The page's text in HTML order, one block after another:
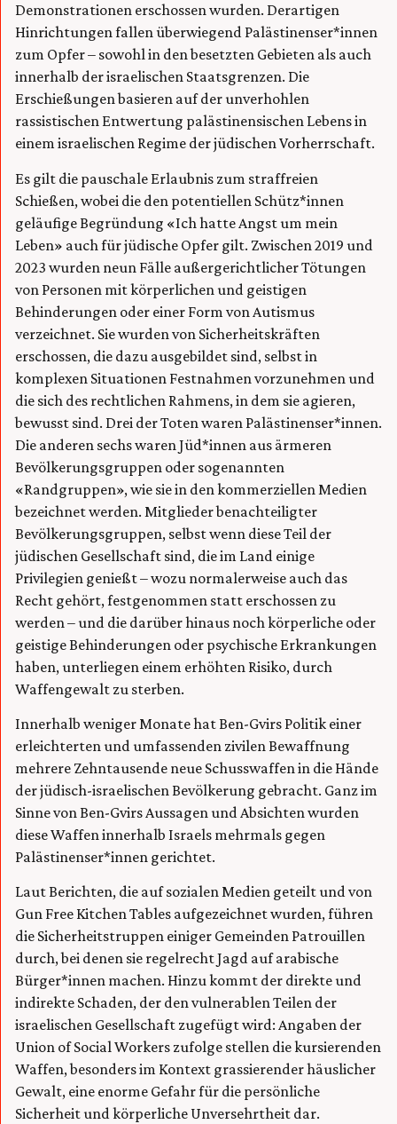
Demonstrationen erschossen wurden. Derartigen
Hinrichtungen fallen überwiegend Palästinenser*innen
zum Opfer – sowohl in den besetzten Gebieten als auch
innerhalb der israelischen Staatsgrenzen. Die
Erschießungen basieren auf der unverhohlen
rassistischen Entwertung palästinensischen Lebens in
einem israelischen Regime der jüdischen Vorherrschaft.
Es gilt die pauschale Erlaubnis zum straffreien
Schießen, wobei die den potentiellen Schütz*innen
geläufige Begründung «Ich hatte Angst um mein
Leben» auch für jüdische Opfer gilt. Zwischen 2019 und
2023 wurden neun Fälle außergerichtlicher Tötungen
von Personen mit körperlichen und geistigen
Behinderungen oder einer Form von Autismus
verzeichnet. Sie wurden von Sicherheitskräften
erschossen, die dazu ausgebildet sind, selbst in
komplexen Situationen Festnahmen vorzunehmen und
die sich des rechtlichen Rahmens, in dem sie agieren,
bewusst sind. Drei der Toten waren Palästinenser*innen.
Die anderen sechs waren Jüd*innen aus ärmeren
Bevölkerungsgruppen oder sogenannten
«Randgruppen», wie sie in den kommerziellen Medien
bezeichnet werden. Mitglieder benachteiligter
Bevölkerungsgruppen, selbst wenn diese Teil der
jüdischen Gesellschaft sind, die im Land einige
Privilegien genießt – wozu normalerweise auch das
Recht gehört, festgenommen statt erschossen zu
werden – und die darüber hinaus noch körperliche oder
geistige Behinderungen oder psychische Erkrankungen
haben, unterliegen einem erhöhten Risiko, durch
Waffengewalt zu sterben.
Innerhalb weniger Monate hat Ben-Gvirs Politik einer
erleichterten und umfassenden zivilen Bewaffnung
mehrere Zehntausende neue Schusswaffen in die Hände
der jüdisch-israelischen Bevölkerung gebracht. Ganz im
Sinne von Ben-Gvirs Aussagen und Absichten wurden
diese Waffen innerhalb Israels mehrmals gegen
Palästinenser*innen gerichtet.
Laut Berichten, die auf sozialen Medien geteilt und von
Gun Free Kitchen Tables aufgezeichnet wurden, führen
die Sicherheitstruppen einiger Gemeinden Patrouillen
durch, bei denen sie regelrecht Jagd auf arabische
Bürger*innen machen. Hinzu kommt der direkte und
indirekte Schaden, der den vulnerablen Teilen der
israelischen Gesellschaft zugefügt wird: Angaben der
Union of Social Workers zufolge stellen die kursierenden
Waffen, besonders im Kontext grassierender häuslicher
Gewalt, eine enorme Gefahr für die persönliche
Sicherheit und körperliche Unversehrtheit dar.